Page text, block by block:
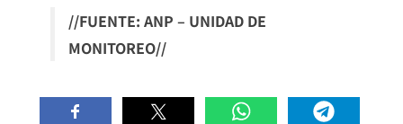
//FUENTE: ANP – UNIDAD DE
MONITOREO//